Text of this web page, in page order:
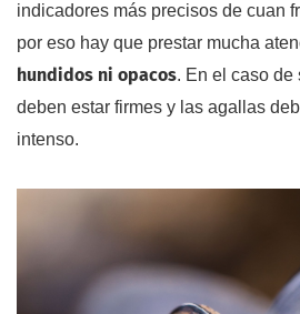
indicadores más precisos de cuan
por eso hay que prestar mucha
hundidos ni opacos. En el caso de
deben estar firmes y las agallas
intenso.